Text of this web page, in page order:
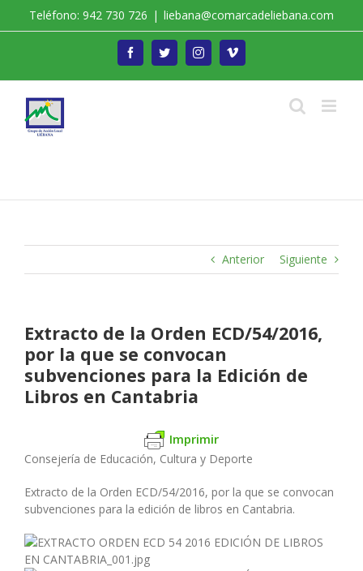
Teléfono: 942 730 726 | liebana@comarcadeliebana.com
FacebookTwitterInstagramVimeo
Anterior Siguiente
Extracto de la Orden ECD/54/2016,
por la que se convocan
subvenciones para la Edición de
Libros en Cantabria
Imprimir
Consejería de Educación, Cultura y Deporte
Extracto de la Orden ECD/54/2016, por la que se convocan
subvenciones para la edición de libros en Cantabria.